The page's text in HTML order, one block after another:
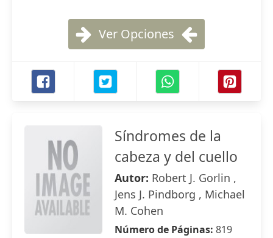
Ver Opciones
Síndromes de la
cabeza y del cuello
Autor: Robert J. Gorlin ,
Jens J. Pindborg , Michael
M. Cohen
Número de Páginas: 819